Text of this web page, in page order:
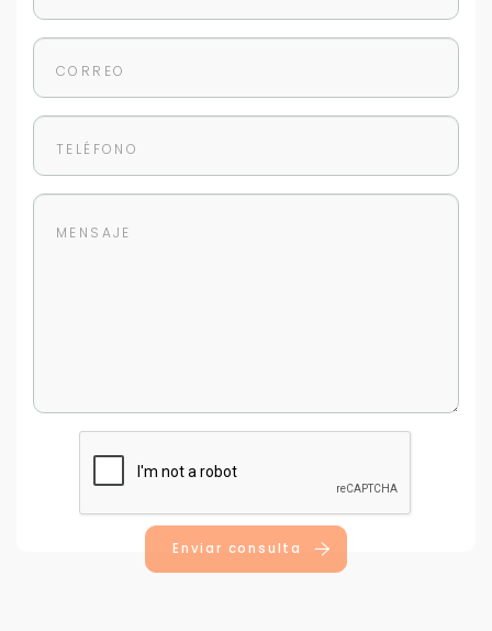
Enviar consulta